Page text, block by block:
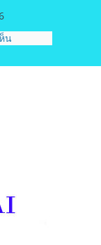
น
ไฟฟ้า
หาชัย”
างชำระ
อมูลทาง
งงบการ
ะหนี้ตาม
นข้อมูล
รุ่งวัย 15
ะน็อค
19 ปี